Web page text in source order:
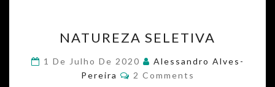
NATUREZA SELETIVA
1 De Julho De 2020
Alessandro Alves-
Pereira
2 Comments